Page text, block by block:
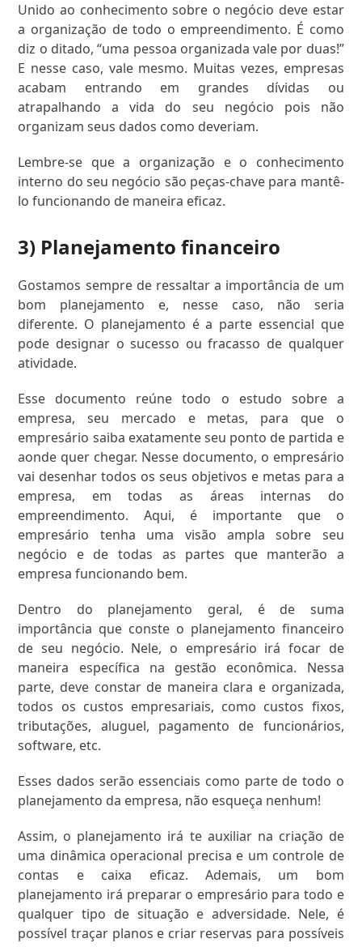
Unido ao conhecimento sobre o negócio deve estar
a organização de todo o empreendimento. É como
diz o ditado, “uma pessoa organizada vale por duas!”
E nesse caso, vale mesmo. Muitas vezes, empresas
acabam entrando em grandes dívidas ou
atrapalhando a vida do seu negócio pois não
organizam seus dados como deveriam.
Lembre-se que a organização e o conhecimento
interno do seu negócio são peças-chave para mantê-
lo funcionando de maneira eficaz.
3) Planejamento financeiro
Gostamos sempre de ressaltar a importância de um
bom planejamento e, nesse caso, não seria
diferente. O planejamento é a parte essencial que
pode designar o sucesso ou fracasso de qualquer
atividade.
Esse documento reúne todo o estudo sobre a
empresa, seu mercado e metas, para que o
empresário saiba exatamente seu ponto de partida e
aonde quer chegar. Nesse documento, o empresário
vai desenhar todos os seus objetivos e metas para a
empresa, em todas as áreas internas do
empreendimento. Aqui, é importante que o
empresário tenha uma visão ampla sobre seu
negócio e de todas as partes que manterão a
empresa funcionando bem.
Dentro do planejamento geral, é de suma
importância que conste o planejamento financeiro
de seu negócio. Nele, o empresário irá focar de
maneira específica na gestão econômica. Nessa
parte, deve constar de maneira clara e organizada,
todos os custos empresariais, como custos fixos,
tributações, aluguel, pagamento de funcionários,
software, etc.
Esses dados serão essenciais como parte de todo o
planejamento da empresa, não esqueça nenhum!
Assim, o planejamento irá te auxiliar na criação de
uma dinâmica operacional precisa e um controle de
contas e caixa eficaz. Ademais, um bom
planejamento irá preparar o empresário para todo e
qualquer tipo de situação e adversidade. Nele, é
possível traçar planos e criar reservas para possíveis